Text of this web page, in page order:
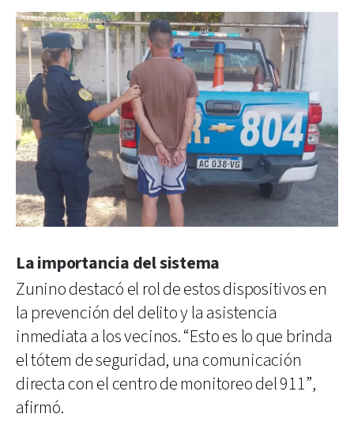
La importancia del sistema
Zunino destacó el rol de estos dispositivos en
la prevención del delito y la asistencia
inmediata a los vecinos. “Esto es lo que brinda
el tótem de seguridad, una comunicación
directa con el centro de monitoreo del 911”,
afirmó.